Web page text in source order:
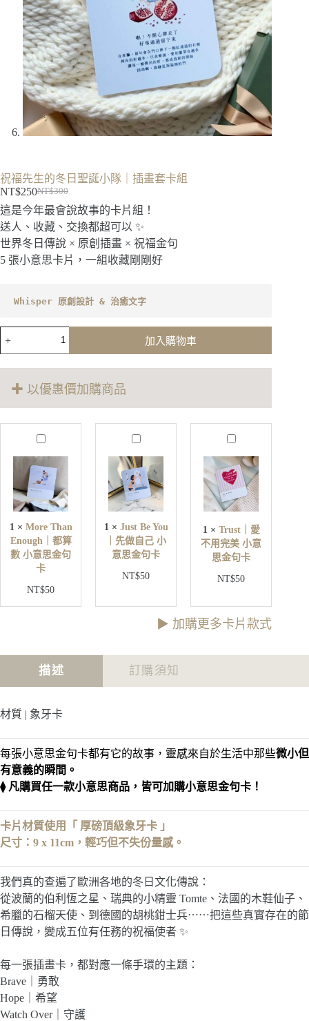
祝福先生的冬日聖誕小隊｜插畫套卡組
NT$300
始
價
格：
NT$300。
NT$250
前
價
格：
NT$250。
這是今年最會說故事的卡片組！
送人、收藏、交換都超可以 ✨
世界冬日傳說 × 原創插畫 × 祝福金句
5 張小意思卡片，一組收藏剛剛好
Whisper 原創設計 & 治癒文字
冬
日
加入購物車
✚ 以優惠價加購商品
M
r
T
h
a
E
n
o
u
h
｜
小
意
金
句
卡
1 × More Than
Enough｜都算
數 小意思金句
卡
NT$50
J
s
t
B
e
Y
u
｜
做
己
金
句
1 × Just Be You
｜先做自己 小
意思金句卡
NT$50
T
u
s
t
｜
不
用
完
美
思
金
1 × Trust｜愛
不用完美 小意
思金句卡
NT$50
▶︎ 加購更多卡片款式
描述 訂購須知
材質 | 象牙卡
每張小意思金句卡都有它的故事，靈感來自於生活中那些微小但
有意義的瞬間。
⧫ 凡購買任一款小意思商品，皆可加購小意思金句卡！
卡片材質使用「 厚磅頂級象牙卡 」
尺寸：9 x 11cm，輕巧但不失份量感。
我們真的查遍了歐洲各地的冬日文化傳說：
從波蘭的伯利恆之星、瑞典的小精靈 Tomte、法國的木鞋仙子、
希臘的石榴天使、到德國的胡桃鉗士兵⋯⋯把這些真實存在的節
日傳說，變成五位有任務的祝福使者 ✨
每一張插畫卡，都對應一條手環的主題：
Brave｜勇敢
Hope｜希望
Watch Over｜守護